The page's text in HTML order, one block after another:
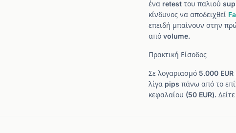
ένα retest του παλιού
κίνδυνος να αποδειχθεί
επειδή μπαίνουν στην
από volume.
Πρακτική Είσοδος
Σε λογαριασμό 5.000
λίγα pips πάνω από το
κεφαλαίου (50 EUR).